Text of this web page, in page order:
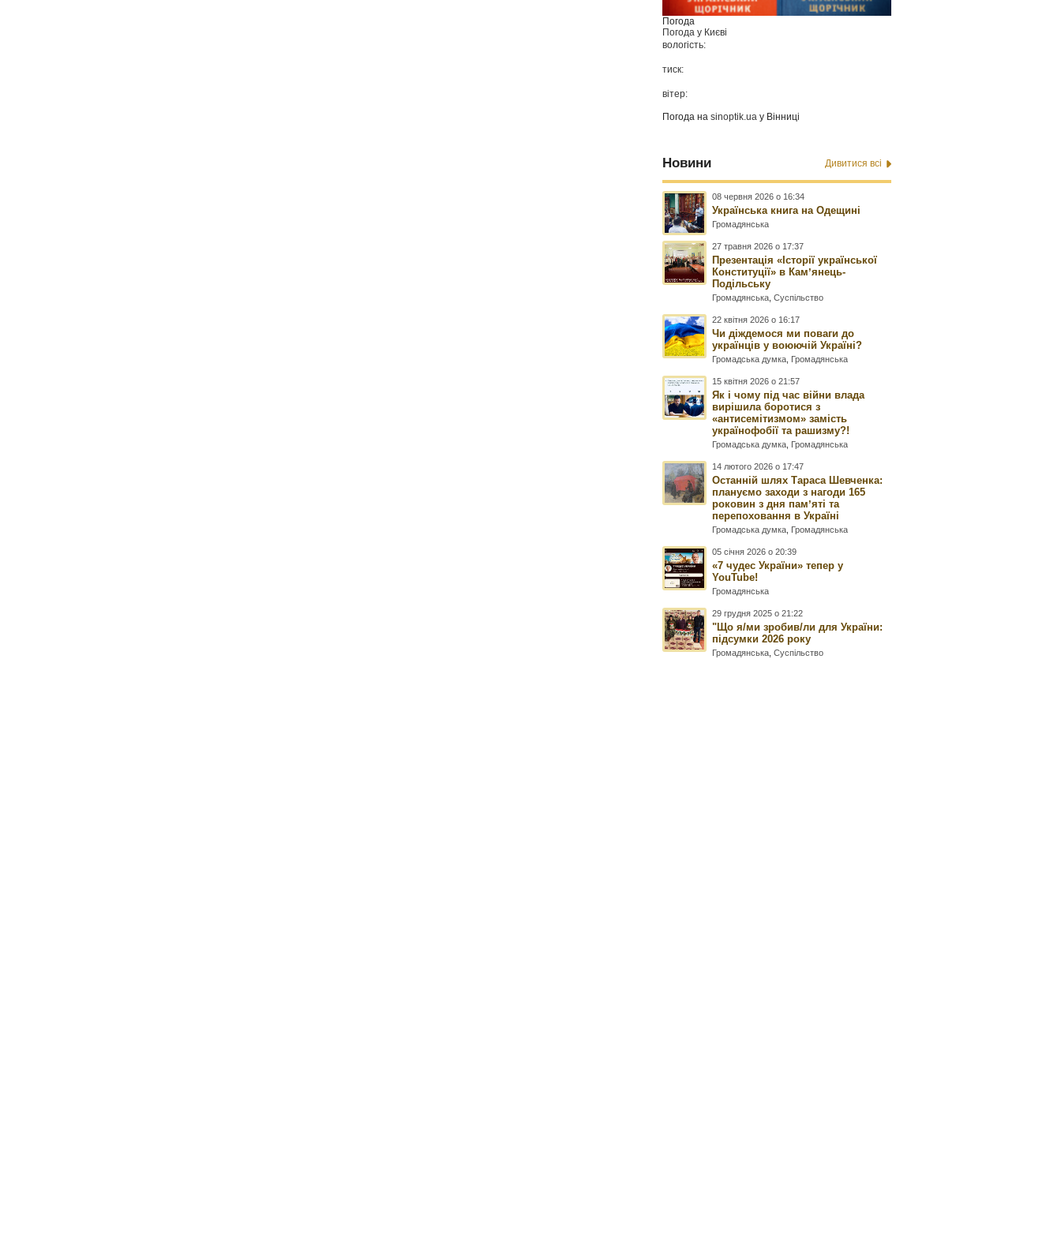
Погода
Погода у Києві
вологість:
тиск:
вітер:
Погода наsinoptik.ua у Вінниці
Новини Дивитися всі
08 червня 2026 о 16:34
Українська книга на Одещині
Громадянська
27 травня 2026 о 17:37
Презентація «Історії української
Конституції» в Камʼянець-
Подільську
Громадянська ,Суспільство
22 квітня 2026 о 16:17
Чи діждемося ми поваги до
українців у воюючій Україні?
Громадська думка Громадянська
15 квітня 2026 о 21:57
Як і чому під час війни влада
вирішила боротися з
«антисемітизмом» замість
українофобії та рашизму?!
Громадська думка Громадянська
14 лютого 2026 о 17:47
Останній шлях Тараса Шевченка:
плануємо заходи з нагоди 165
роковин з дня памʼяті та
перепоховання в Україні
Громадська думка Громадянська
05 січня 2026 о 20:39
«7 чудес України» тепер у
YouTube!
Громадянська
29 грудня 2025 о 21:22
"Що я/ми зробив/ли для України:
підсумки 2026 року
Громадянська ,Суспільство